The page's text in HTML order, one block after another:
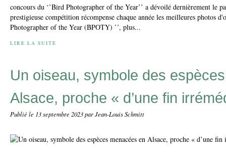
concours du ‘’Bird Photographer of the Year’’ a dévoilé dernièrement le
prestigieuse compétition récompense chaque année les meilleures photos
Photographer of the Year (BPOTY) ’’, plus...
LIRE LA SUITE
Un oiseau, symbole des
Alsace, proche « d’une fin
Publié le 13 septembre 2023par Jean-Louis Schmitt